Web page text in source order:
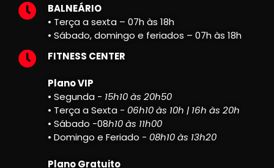
BALNEÁRIO
• Terça a sexta – 07h às 18h
• Sábado, domingo e feriados – 07h às 18h
FITNESS CENTER
Plano VIP
• Segunda - 15h10 às 20h50
• Terça a Sexta - 06h10 às 10h | 16h às 20h
• Sábado -08h10 às 11h00
• Domingo e Feriado - 08h10 às 13h20
Plano Gratuito